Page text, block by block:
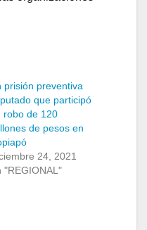
prisión preventiva
que participó
robo de 120
de pesos en
24, 2021
"REGIONAL"